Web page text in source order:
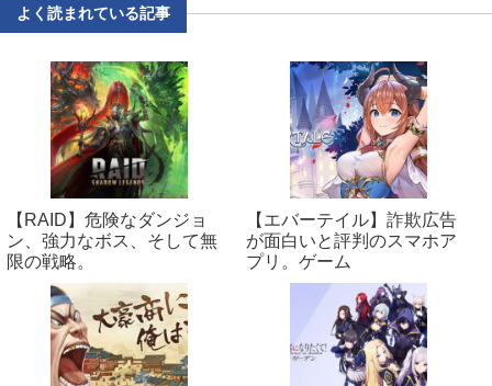
よく読まれている記事
【RAID】危険なダンジョ
ン、強力なボス、そして無
限の戦略。
【エバーテイル】詐欺広告
が面白いと評判のスマホア
プリ。ゲーム